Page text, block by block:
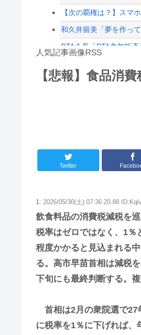
【緊急速報】NYで警官
【次の覇権は？】ス
和久井留美「夢を作っ
PTA会長「PTA参加拒
【動画】タイのティパ
海外「おめでとうタキ
人気記事画像RSS
【悲報】食品消
Twitter
1: 2026/05/30(土) 07:36:20.88
飲食料品の消費税減税を
税率はゼロではなく、1％
程度かかると見込まれる
る。高市早苗首相は減税
下旬にも最終判断する。
首相は2月の衆院選で27
に税率を1％に下げれば、